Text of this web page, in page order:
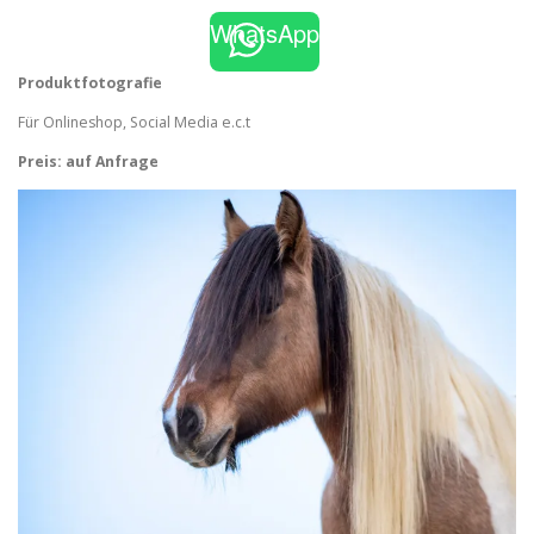
WhatsApp
Produktfotografie
Für Onlineshop, Social Media e.c.t
Preis: auf Anfrage